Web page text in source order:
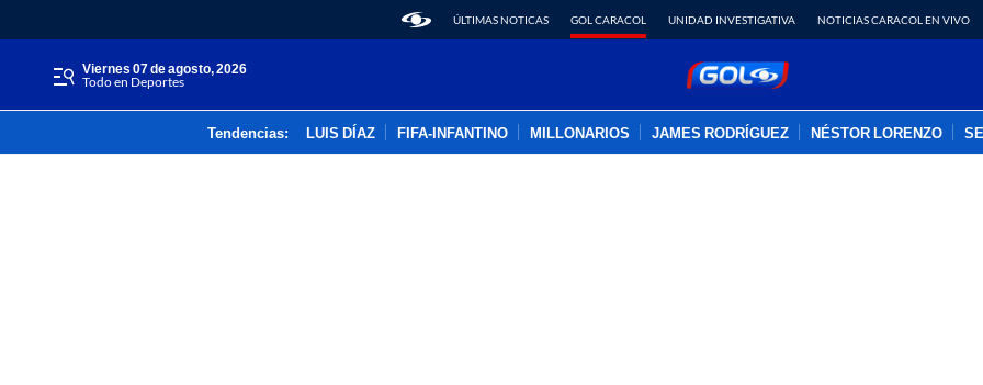
ÚLTIMAS NOTICAS GOL CARACOL UNIDAD INVESTIGATIVA NOTICIAS CARACOL EN VIVO
viernes 07 de agosto, 2026
Todo en Deportes
Tendencias: LUIS DÍAZ FIFA-INFANTINO MILLONARIOS JAMES RODRÍGUEZ NÉSTOR LORENZO